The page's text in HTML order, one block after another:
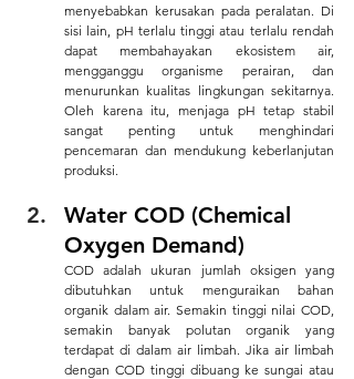
menyebabkan kerusakan pada peralatan. Di
sisi lain, pH terlalu tinggi atau terlalu rendah
dapat membahayakan ekosistem air,
mengganggu organisme perairan, dan
menurunkan kualitas lingkungan sekitarnya.
Oleh karena itu, menjaga pH tetap stabil
sangat penting untuk menghindari
pencemaran dan mendukung keberlanjutan
produksi.
Water COD (Chemical
Oxygen Demand)
COD adalah ukuran jumlah oksigen yang
dibutuhkan untuk menguraikan bahan
organik dalam air. Semakin tinggi nilai COD,
semakin banyak polutan organik yang
terdapat di dalam air limbah. Jika air limbah
dengan COD tinggi dibuang ke sungai atau